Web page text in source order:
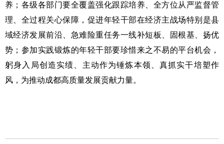
养；各级各部门要全覆盖强化跟踪培养、全方位从严监督管
理、全过程关心保障，促进年轻干部在经济主战场特别是县
域经济发展前沿、急难险重任务一线补短板、固根基、扬优
势；参加实践锻炼的年轻干部要珍惜来之不易的平台机会，
躬身入局创造实绩、主动作为锤炼本领、真抓实干培塑作
风，为推动成都高质量发展贡献力量。